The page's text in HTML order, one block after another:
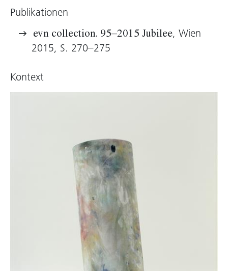
Christoph Meier das in der Papierarbeit
vorschlägt.
Beiden Skulpturen ist anzusehen, dass sie
Materialien, aus denen sie hergestellt wurden,
gemeine Zahnarztbohrer. Gleichermaßen passt
die Arbeitsmethode nicht ganz ins Programm:
Die Farbe ist auf dem Schaumstoff nicht
einfach mit dem Pinsel aufgetragen, wie es der
Maler tut, sondern die Pigmente wurden
langsam in den Körper einmassiert, wie man es
sonst eigentlich nur aus der Küche kennt. Das
Material musste so lange behandelt werden,
bis genug Farbe eingedrungen war, um
Publikationen
evn collection. 95–2015 Jubilee, Wien
2015, S. 270–275
Kontext